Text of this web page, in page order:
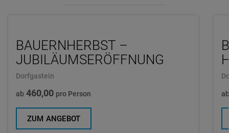
BAUERNHERBST –
JUBILÄUMSERÖFFNUNG
Dorfgastein
ab 460,00 pro Person
ZUM ANGEBOT
ab